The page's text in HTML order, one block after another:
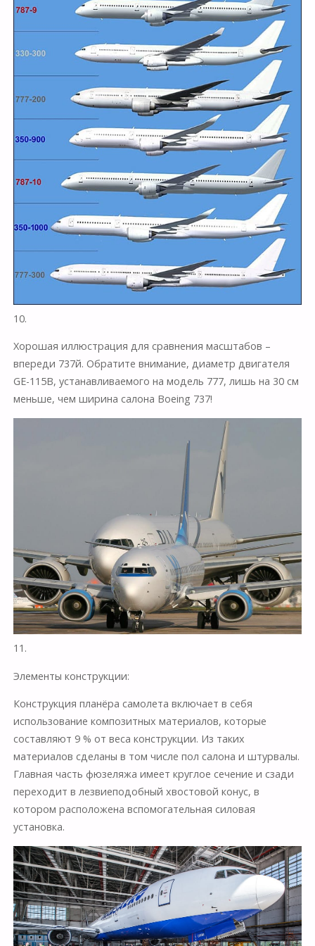
10.
Хорошая иллюстрация для сравнения масштабов –
впереди 737й. Обратите внимание, диаметр двигателя
GE-115B, устанавливаемого на модель 777, лишь на 30 см
меньше, чем ширина салона Boeing 737!
11.
Элементы конструкции:
Конструкция планёра самолета включает в себя
использование композитных материалов, которые
составляют 9 % от веса конструкции. Из таких
материалов сделаны в том числе пол салона и штурвалы.
Главная часть фюзеляжа имеет круглое сечение и сзади
переходит в лезвиеподобный хвостовой конус, в
котором расположена вспомогательная силовая
установка.